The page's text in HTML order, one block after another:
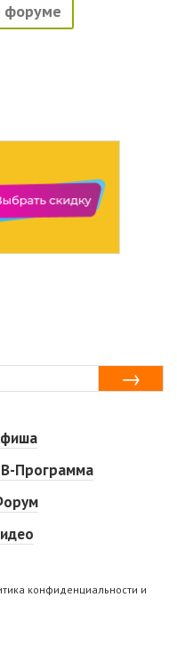
форуме
Программа
конфиденциальности и